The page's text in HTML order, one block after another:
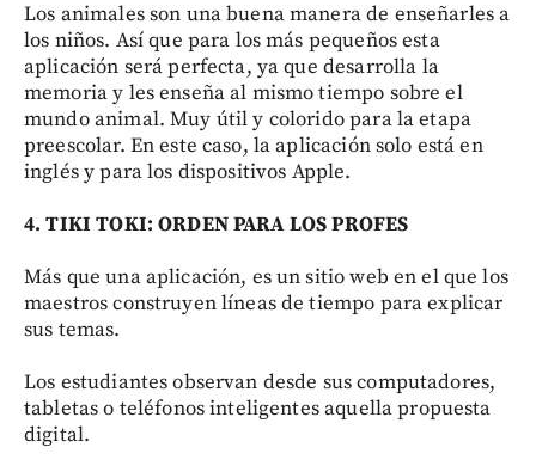
Los animales son una buena manera de enseñarles a
los niños. Así que para los más pequeños esta
aplicación será perfecta, ya que desarrolla la
memoria y les enseña al mismo tiempo sobre el
mundo animal. Muy útil y colorido para la etapa
preescolar. En este caso, la aplicación solo está en
inglés y para los dispositivos Apple.
4. TIKI TOKI:ORDEN PARALOS PROFES
Más que una aplicación, es un sitio web en el que los
maestros construyen líneas de tiempo para explicar
sus temas.
Los estudiantes observan desde sus computadores,
tabletas o teléfonos inteligentes aquella propuesta
digital.